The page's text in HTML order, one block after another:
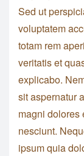
Sed ut
voluptatem
totam rem
veritatis et
explicabo.
sit aspernatur
magni dolores
nesciunt.
ipsum quia